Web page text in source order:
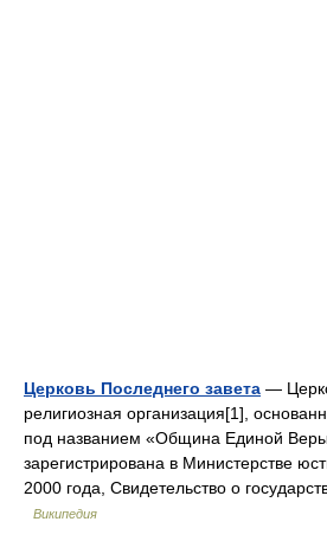
Церковь Последнего завета —
религиозная организация[1],
под названием «Община Единой
зарегистрирована в Министерстве
2000 года, Свидетельство о
Википедия